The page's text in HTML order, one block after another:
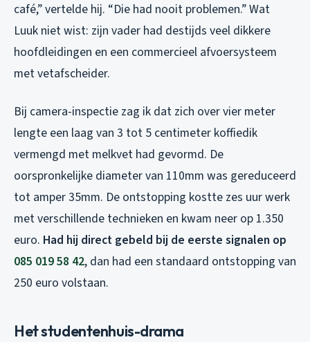
café,” vertelde hij. “Die had nooit problemen.” Wat
Luuk niet wist: zijn vader had destijds veel dikkere
hoofdleidingen en een commercieel afvoersysteem
met vetafscheider.
Bij camera-inspectie zag ik dat zich over vier meter
lengte een laag van 3 tot 5 centimeter koffiedik
vermengd met melkvet had gevormd. De
oorspronkelijke diameter van 110mm was gereduceerd
tot amper 35mm. De ontstopping kostte zes uur werk
met verschillende technieken en kwam neer op 1.350
euro. Had hij direct gebeld bij de eerste signalen op
085 019 58 42, dan had een standaard ontstopping van
250 euro volstaan.
Het studentenhuis-drama